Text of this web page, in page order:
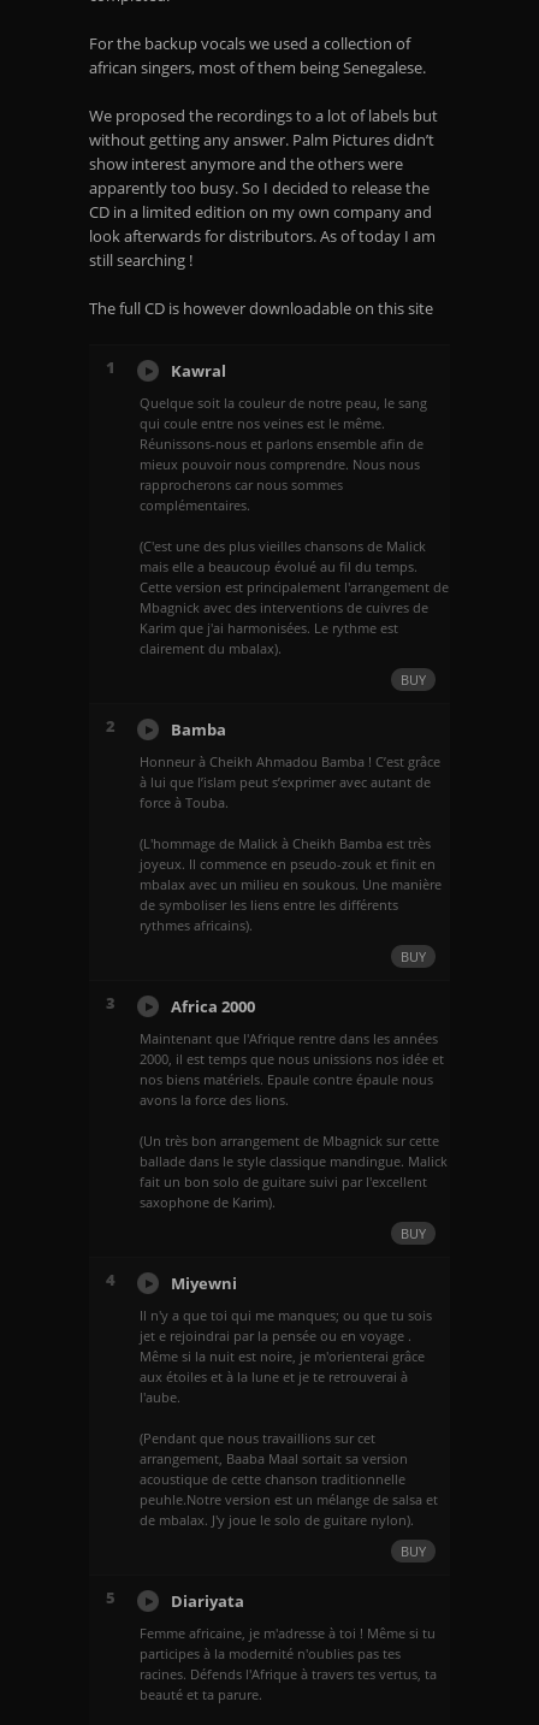
For the backup vocals we used a collection of
african singers, most of them being Senegalese.
We proposed the recordings to a lot of labels but
without getting any answer. Palm Pictures didn’t
show interest anymore and the others were
apparently too busy. So I decided to release the
CD in a limited edition on my own company and
look afterwards for distributors. As of today I am
still searching !
The full CD is however downloadable on this site
1 Kawral
Quelque soit la couleur de notre peau, le sang
qui coule entre nos veines est le même.
Réunissons-nous et parlons ensemble afin de
mieux pouvoir nous comprendre. Nous nous
rapprocherons car nous sommes
complémentaires.
(C'est une des plus vieilles chansons de Malick
mais elle a beaucoup évolué au fil du temps.
Cette version est principalement l'arrangement de
Mbagnick avec des interventions de cuivres de
Karim que j'ai harmonisées. Le rythme est
clairement du mbalax).
BUY
2 Bamba
Honneur à Cheikh Ahmadou Bamba ! C’est grâce
à lui que l’islam peut s’exprimer avec autant de
force à Touba.
(L'hommage de Malick à Cheikh Bamba est très
joyeux. Il commence en pseudo-zouk et finit en
mbalax avec un milieu en soukous. Une manière
de symboliser les liens entre les différents
rythmes africains).
BUY
3 Africa 2000
Maintenant que l'Afrique rentre dans les années
2000, il est temps que nous unissions nos idée et
nos biens matériels. Epaule contre épaule nous
avons la force des lions.
(Un très bon arrangement de Mbagnick sur cette
ballade dans le style classique mandingue. Malick
fait un bon solo de guitare suivi par l'excellent
saxophone de Karim).
BUY
4 Miyewni
Il n'y a que toi qui me manques; ou que tu sois
jet e rejoindrai par la pensée ou en voyage .
Même si la nuit est noire, je m'orienterai grâce
aux étoiles et à la lune et je te retrouverai à
l'aube.
(Pendant que nous travaillions sur cet
arrangement, Baaba Maal sortait sa version
acoustique de cette chanson traditionnelle
peuhle.Notre version est un mélange de salsa et
de mbalax. J'y joue le solo de guitare nylon).
BUY
5 Diariyata
Femme africaine, je m'adresse à toi ! Même si tu
participes à la modernité n'oublies pas tes
racines. Défends l'Afrique à travers tes vertus, ta
beauté et ta parure.